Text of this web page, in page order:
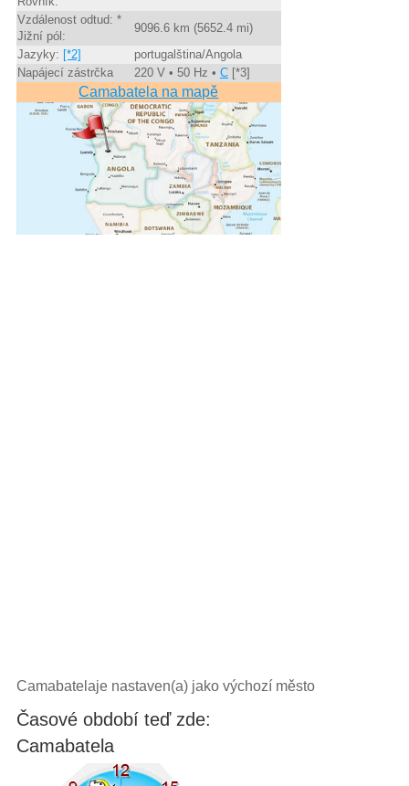
Vzdálenost odtud: *
Jižní pól:
9096.6 km (5652.4 mi)
Jazyky: [*2]
portugalština/Angola
Napájecí zástrčka
220 V • 50 Hz • C[*3]
Camabatela na mapě
Camabatelaje nastaven(a) jako výchozí město
Časové období teď zde:
Camabatela